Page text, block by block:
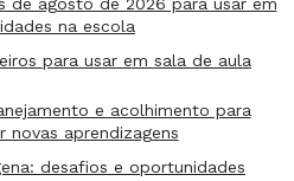
na escola
para usar em sala de aula
e acolhimento para
novas aprendizagens
desafios e oportunidades